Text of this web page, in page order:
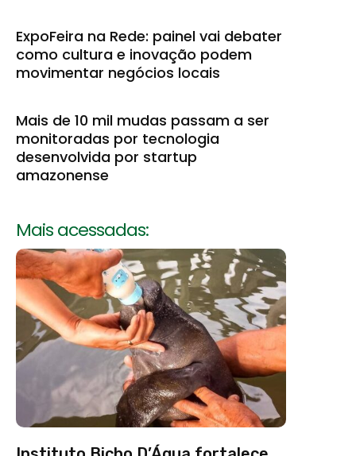
ExpoFeira na Rede: painel vai debater
como cultura e inovação podem
movimentar negócios locais
Mais de 10 mil mudas passam a ser
monitoradas por tecnologia
desenvolvida por startup
amazonense
Mais acessadas: